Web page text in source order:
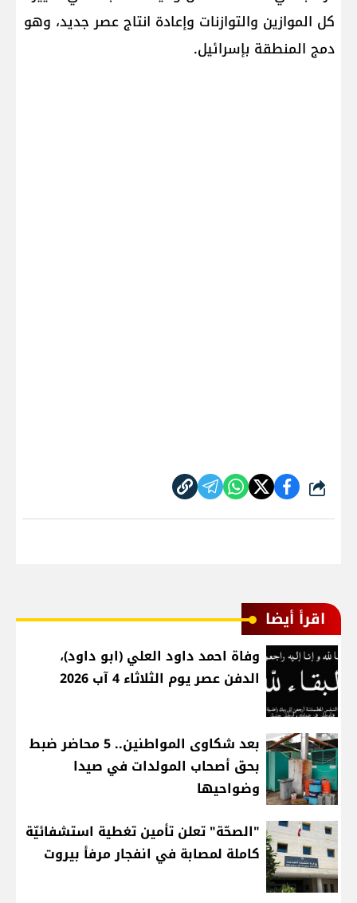
كل الموازين والتوازنات وإعادة انتاج عصر جديد، وهو
دمج المنطقة بإسرائيل.
شارك
اقرأ أيضا
وفاة احمد داود العلي (ابو داود)،
الدفن عصر يوم الثلاثاء 4 آب 2026
بعد شكاوى المواطنين.. 5 محاضر ضبط
بحق أصحاب المولدات في صيدا
وضواحيها
"الصحّة" تعلن تأمين تغطية استشفائيّة
كاملة لمصابة في انفجار مرفأ بيروت